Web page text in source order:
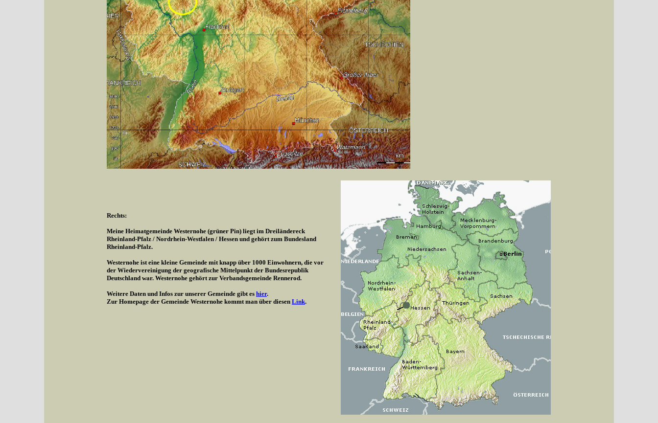
Rechts:
Meine Heimatgemeinde Westernohe (grüner Pin) liegt im Dreiländereck
Rheinland-Pfalz / Nordrhein-Westfalen / Hessen und gehört zum Bundesland
Rheinland-Pfalz.
Westernohe ist eine kleine Gemeinde mit knapp über 1000 Einwohnern, die vor
der Wiedervereinigung der geografische Mittelpunkt der Bundesrepublik
Deutschland war. Westernohe gehört zur Verbandsgemeinde Rennerod.
Weitere Daten und Infos zur unserer Gemeinde gibt es hier.
Zur Homepage der Gemeinde Westernohe kommt man über diesen Link.